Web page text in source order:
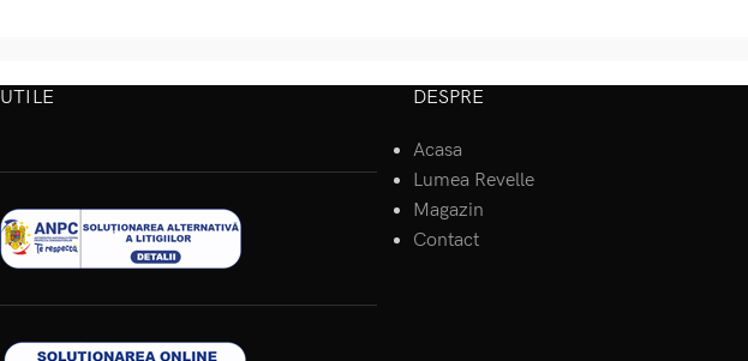
UTILE DESPRE
Acasa
Lumea Revelle
Magazin
Contact